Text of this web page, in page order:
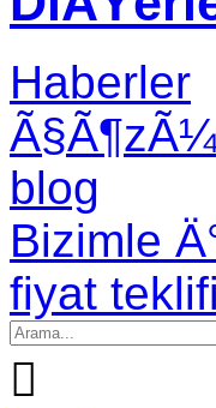
Haberler
blog
Bizimle
fiyat teklifi
